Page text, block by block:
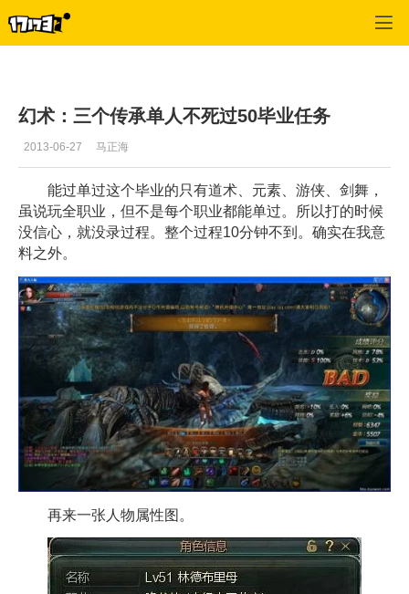
幻术：三个传承单人不死过50毕业任务
2013-06-27 马正海
能过单过这个毕业的只有道术、元素、游侠、剑舞，
虽说玩全职业，但不是每个职业都能单过。所以打的时候
没信心，就没录过程。整个过程10分钟不到。确实在我意
料之外。
再来一张人物属性图。